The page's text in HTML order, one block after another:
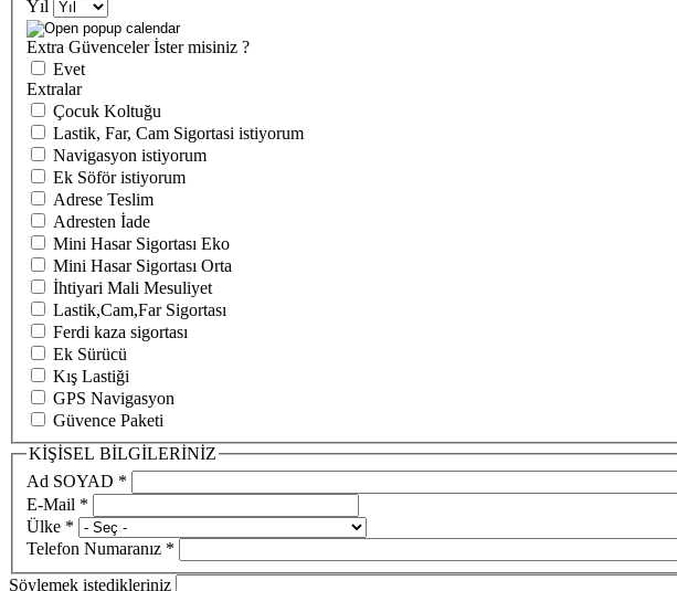
Yıl
Extra Güvenceler İster misiniz ?
Evet
Extralar
Çocuk Koltuğu
Lastik, Far, Cam Sigortasi istiyorum
Navigasyon istiyorum
Ek Söför istiyorum
Adrese Teslim
Adresten İade
Mini Hasar Sigortası Eko
Mini Hasar Sigortası Orta
İhtiyari Mali Mesuliyet
Lastik,Cam,Far Sigortası
Ferdi kaza sigortası
Ek Sürücü
Kış Lastiği
GPS Navigasyon
Güvence Paketi
KİŞİSEL BİLGİLERİNİZ
Ad SOYAD *
E-Mail *
Ülke *
Telefon Numaranız *
Söylemek istedikleriniz